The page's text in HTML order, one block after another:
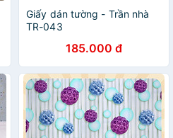
Giấy dán tường - Trần nhà
TR-043
185.000 đ